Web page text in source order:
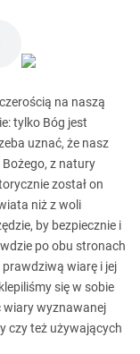
na naszą
tylko Bóg jest
uznać, że nasz
Bożego, z natury
został on
niż z woli
by bezpiecznie i
po obu stronach
wiarę i jej
się w sobie
wiary wyznawanej
czy też używających